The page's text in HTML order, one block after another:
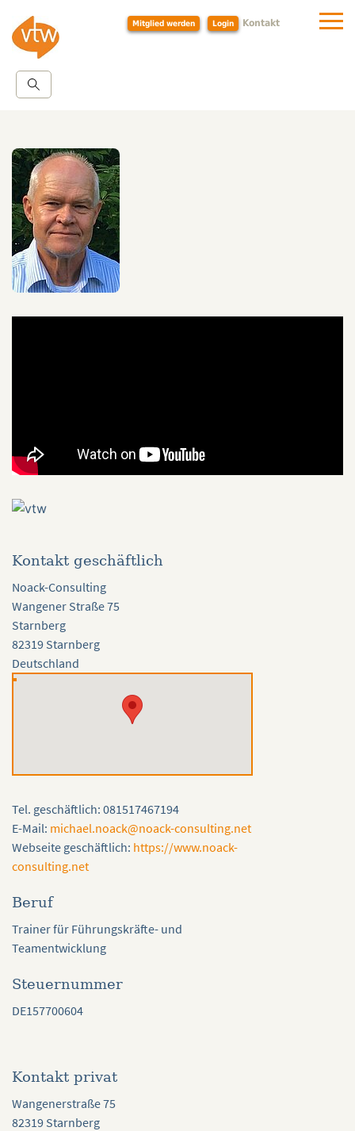
Mitglied werden Login Kontakt
Kontakt geschäftlich
Noack-Consulting
Wangener Straße 75
Starnberg
82319 Starnberg
Deutschland
Tel. geschäftlich: 081517467194
E-Mail: michael.noack@noack-consulting.net
Webseite geschäftlich: https://www.noack-
consulting.net
Beruf
Trainer für Führungskräfte- und
Teamentwicklung
Steuernummer
DE157700604
Kontakt privat
Wangenerstraße 75
82319 Starnberg